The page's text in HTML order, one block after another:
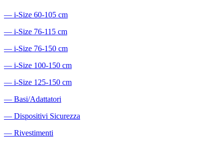
― i-Size 60-105 cm
― i-Size 76-115 cm
― i-Size 76-150 cm
― i-Size 100-150 cm
― i-Size 125-150 cm
― Basi/Adattatori
― Dispositivi Sicurezza
― Rivestimenti